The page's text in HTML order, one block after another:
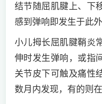
结节随屈肌腱上、下
感到弹响即发生于此外
小儿拇长屈肌腱鞘炎
伸时发生弹响，或指
关节皮下可触及痛性
数月内发现，有的则